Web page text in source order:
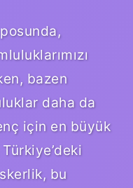
bazen
daha da
için en büyük
bu